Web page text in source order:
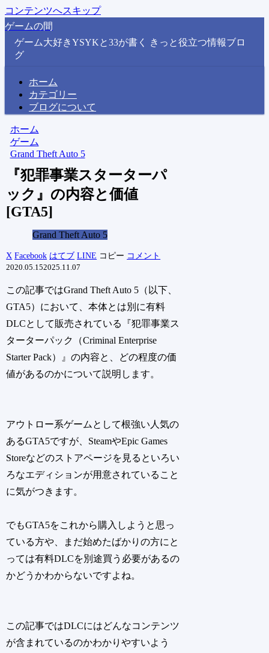
コンテンツへスキップ
ゲームの間
ゲーム大好きYSYKと33が書く きっと役立つ情報ブロ
グ
ホーム
カテゴリー
ブログについて
ホーム
ゲーム
Grand Theft Auto 5
『犯罪事業スターターパ
ック』の内容と価値
[GTA5]
Grand Theft Auto 5
X Facebook はてブ LINE コピー コメント
2020.05.152025.11.07
この記事ではGrand Theft Auto 5（以下、
GTA5）において、本体とは別に有料
DLCとして販売されている『犯罪事業ス
ターターパック（Criminal Enterprise
Starter Pack）』の内容と、どの程度の価
値があるのかについて説明します。
アウトロー系ゲームとして根強い人気の
あるGTA5ですが、SteamやEpic Games
Storeなどのストアページを見るといろい
ろなエディションが用意されていること
に気がつきます。
でもGTA5をこれから購入しようと思っ
ている方や、まだ始めたばかりの方にと
っては有料DLCを別途買う必要があるの
かどうかわからないですよね。
この記事ではDLCにはどんなコンテンツ
が含まれているのかわかりやすいよう